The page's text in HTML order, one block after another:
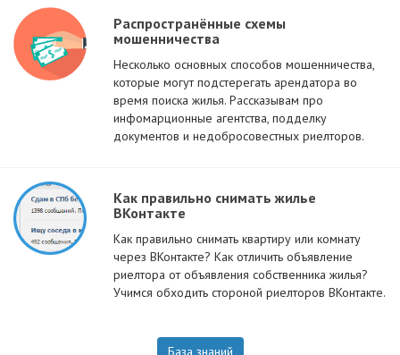
Распространённые схемы
мошенничества
Несколько основных способов мошенничества,
которые могут подстерегать арендатора во
время поиска жилья. Рассказывам про
инфомарционные агентства, подделку
документов и недобросовестных риелторов.
Как правильно снимать жилье
ВКонтакте
Как правильно снимать квартиру или комнату
через ВКонтакте? Как отличить объявление
риелтора от объявления собственника жилья?
Учимся обходить стороной риелторов ВКонтакте.
База знаний